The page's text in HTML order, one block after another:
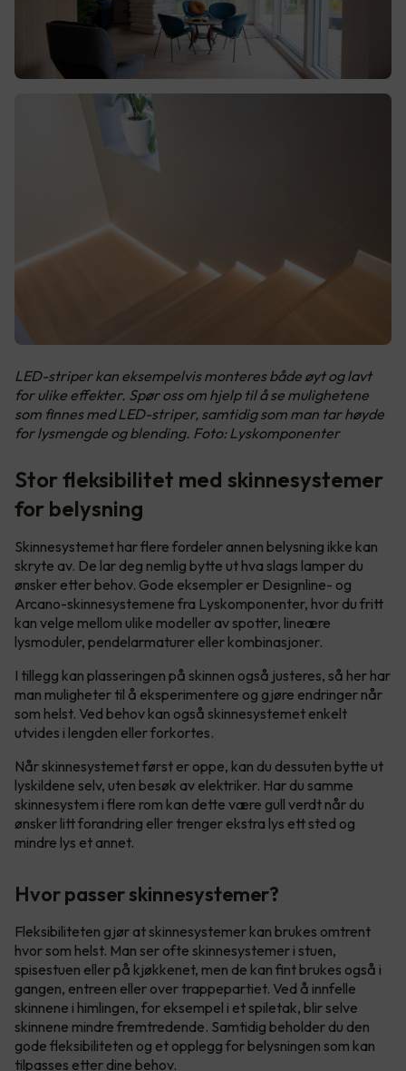
LED-striper kan eksempelvis monteres både øyt og lavt
for ulike effekter. Spør oss om hjelp til å se mulighetene
som finnes med LED-striper, samtidig som man tar høyde
for lysmengde og blending. Foto: Lyskomponenter
Stor fleksibilitet med skinnesystemer
for belysning
Skinnesystemet har flere fordeler annen belysning ikke kan
skryte av. De lar deg nemlig bytte ut hva slags lamper du
ønsker etter behov. Gode eksempler er Designline- og
Arcano-skinnesystemene fra Lyskomponenter, hvor du fritt
kan velge mellom ulike modeller av spotter, lineære
lysmoduler, pendelarmaturer eller kombinasjoner.
I tillegg kan plasseringen på skinnen også justeres, så her har
man muligheter til å eksperimentere og gjøre endringer når
som helst. Ved behov kan også skinnesystemet enkelt
utvides i lengden eller forkortes.
Når skinnesystemet først er oppe, kan du dessuten bytte ut
lyskildene selv, uten besøk av elektriker. Har du samme
skinnesystem i flere rom kan dette være gull verdt når du
ønsker litt forandring eller trenger ekstra lys ett sted og
mindre lys et annet.
Hvor passer skinnesystemer?
Fleksibiliteten gjør at skinnesystemer kan brukes omtrent
hvor som helst. Man ser ofte skinnesystemer i stuen,
spisestuen eller på kjøkkenet, men de kan fint brukes også i
gangen, entreen eller over trappepartiet. Ved å innfelle
skinnene i himlingen, for eksempel i et spiletak, blir selve
skinnene mindre fremtredende. Samtidig beholder du den
gode fleksibiliteten og et opplegg for belysningen som kan
tilpasses etter dine behov.